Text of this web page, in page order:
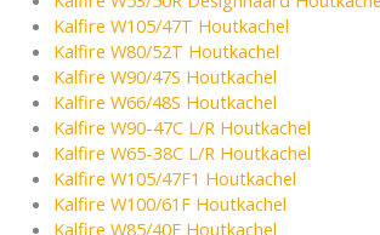
Kalfire W105/47T Houtkachel
Kalfire W80/52T Houtkachel
Kalfire W90/47S Houtkachel
Kalfire W66/48S Houtkachel
Kalfire W90-47C L/R Houtkachel
Kalfire W65-38C L/R Houtkachel
Kalfire W105/47F1 Houtkachel
Kalfire W100/61F Houtkachel
Kalfire W85/40F Houtkachel